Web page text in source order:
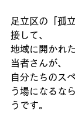
足立区の「孤
接して、
地域に開かれ
当者さんが、
自分たちのス
う場になるな
うです。